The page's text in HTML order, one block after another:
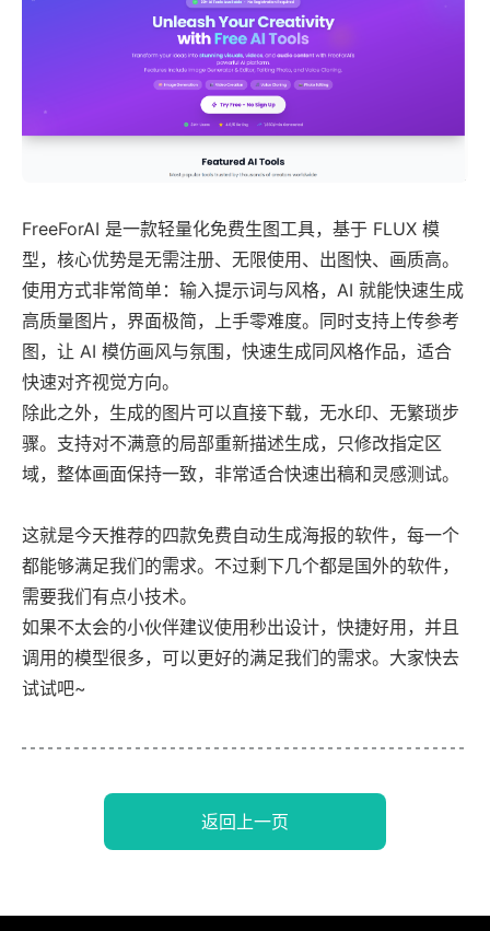
FreeForAI 是一款轻量化免费生图工具，基于 FLUX 模
型，核心优势是无需注册、无限使用、出图快、画质高。
使用方式非常简单：输入提示词与风格，AI 就能快速生成
高质量图片，界面极简，上手零难度。同时支持上传参考
图，让 AI 模仿画风与氛围，快速生成同风格作品，适合
快速对齐视觉方向。
除此之外，生成的图片可以直接下载，无水印、无繁琐步
骤。支持对不满意的局部重新描述生成，只修改指定区
域，整体画面保持一致，非常适合快速出稿和灵感测试。
这就是今天推荐的四款免费自动生成海报的软件，每一个
都能够满足我们的需求。不过剩下几个都是国外的软件，
需要我们有点小技术。
如果不太会的小伙伴建议使用秒出设计，快捷好用，并且
调用的模型很多，可以更好的满足我们的需求。大家快去
试试吧~
返回上一页